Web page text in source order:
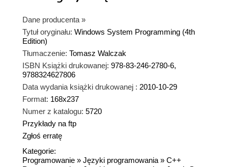
Dane producenta »
Tytuł oryginału: Windows System Programming (4th
Edition)
Tłumaczenie: Tomasz Walczak
ISBN Książki drukowanej: 978-83-246-2780-6,
9788324627806
Data wydania książki drukowanej : 2010-10-29
Format: 168x237
Numer z katalogu: 5720
Przykłady na ftp
Zgłoś erratę
Kategorie:
Programowanie » Języki programowania » C++